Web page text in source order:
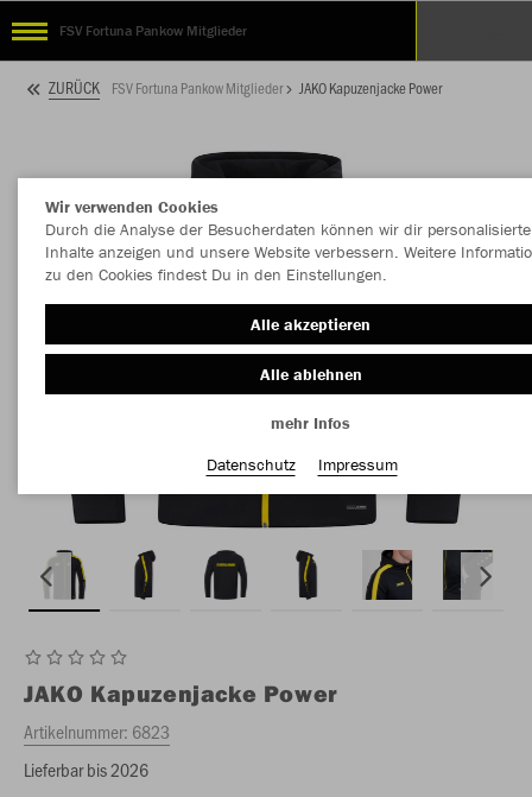
FSV Fortuna Pankow Mitglieder
ZURÜCK FSV Fortuna Pankow Mitglieder JAKO Kapuzenjacke Power
JAKO Kapuzenjacke Power
Artikelnummer: 6823
Lieferbar bis 2026
Wir verwenden Cookies
Durch die Analyse der Besucherdaten können wir dir personalisierte
Inhalte anzeigen und unsere Website verbessern. Weitere
zu den Cookies findest Du in den Einstellungen.
Alle akzeptieren
Alle ablehnen
mehr Infos
Datenschutz
Impressum